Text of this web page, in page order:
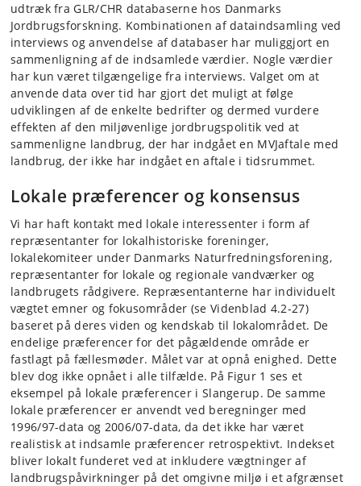
udtræk fra GLR/CHR databaserne hos Danmarks
Jordbrugsforskning. Kombinationen af dataindsamling ved
interviews og anvendelse af databaser har muliggjort en
sammenligning af de indsamlede værdier. Nogle værdier
har kun været tilgængelige fra interviews. Valget om at
anvende data over tid har gjort det muligt at følge
udviklingen af de enkelte bedrifter og dermed vurdere
effekten af den miljøvenlige jordbrugspolitik ved at
sammenligne landbrug, der har indgået en MVJaftale med
landbrug, der ikke har indgået en aftale i tidsrummet.
Lokale præferencer og konsensus
Vi har haft kontakt med lokale interessenter i form af
repræsentanter for lokalhistoriske foreninger,
lokalekomiteer under Danmarks Naturfredningsforening,
repræsentanter for lokale og regionale vandværker og
landbrugets rådgivere. Repræsentanterne har individuelt
vægtet emner og fokusområder (se Videnblad 4.2-27)
baseret på deres viden og kendskab til lokalområdet. De
endelige præferencer for det pågældende område er
fastlagt på fællesmøder. Målet var at opnå enighed. Dette
blev dog ikke opnået i alle tilfælde. På Figur 1 ses et
eksempel på lokale præferencer i Slangerup. De samme
lokale præferencer er anvendt ved beregninger med
1996/97-data og 2006/07-data, da det ikke har været
realistisk at indsamle præferencer retrospektivt. Indekset
bliver lokalt funderet ved at inkludere vægtninger af
landbrugspåvirkninger på det omgivne miljø i et afgrænset